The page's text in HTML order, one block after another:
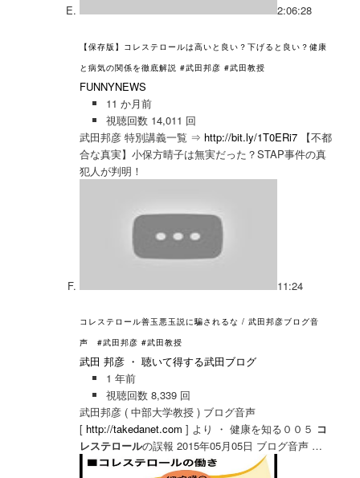
2:06:28
【保存版】コレステロールは高いと良い？下げると良い？健康
と病気の関係を徹底解説 #武田邦彦 #武田教授
FUNNYNEWS
11 か月前
視聴回数 14,011 回
武田邦彦 特別講義一覧 ⇒ http://bit.ly/1T0ERi7
【不都
合な真実】小保方晴子は無実だった？STAP事件の真
犯人が判明！
11:24
コレステロール善玉悪玉説に騙されるな / 武田邦彦ブログ音
声 #武田邦彦 #武田教授
武田 邦彦 ・ 聴いて得する武田ブログ
1 年前
視聴回数 8,339 回
武田邦彦 ( 中部大学教授 ) ブログ音声
[ http://takedanet.com ] より ・ 健康を知る００５ コ
レステロールの誤報 2015年05月05日 ブログ音声 …